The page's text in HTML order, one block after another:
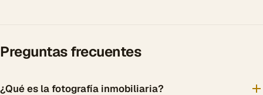
Preguntas frecuentes
¿Qué es la fotografía inmobiliaria?